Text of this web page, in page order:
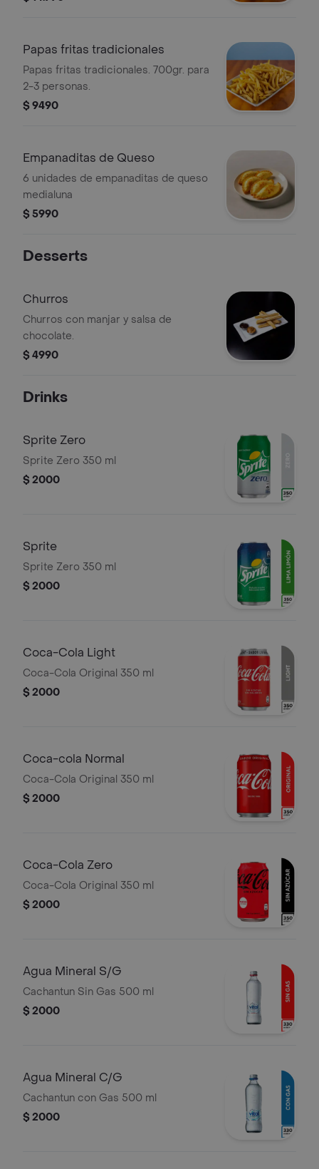
Papas fritas tradicionales
Papas fritas tradicionales. 700gr. para
2-3 personas.
$ 9490
Empanaditas de Queso
6 unidades de empanaditas de queso
medialuna
$ 5990
Desserts
Churros
Churros con manjar y salsa de
chocolate.
$ 4990
Drinks
Sprite Zero
Sprite Zero 350 ml
$ 2000
Sprite
Sprite Zero 350 ml
$ 2000
Соса-Cola Light
Coca-Cola Original 350 ml
$ 2000
Coca-cola Normal
Coca-Cola Original 350 ml
$ 2000
Coca-Cola Zero
Coca-Cola Original 350 ml
$ 2000
Agua Mineral S/G
Cachantun Sin Gas 500 ml
$ 2000
Agua Mineral C/G
Cachantun con Gas 500 ml
$ 2000